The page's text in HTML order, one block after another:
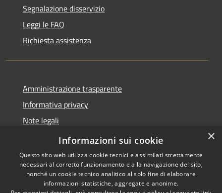
Segnalazione disservizio
Leggi le FAQ
Richiesta assistenza
Amministrazione trasparente
Informativa privacy
Note legali
Dichiarazione di accessibilità
Copyright © 2026 • Comune di
×
Informazioni sui cookie
Questo sito web utilizza cookie tecnici e assimilati strettamente
necessari al corretto funzionamento e alla navigazione del sito,
nonché un cookie tecnico analitico al solo fine di elaborare
informazioni statistiche, aggregate e anonime.